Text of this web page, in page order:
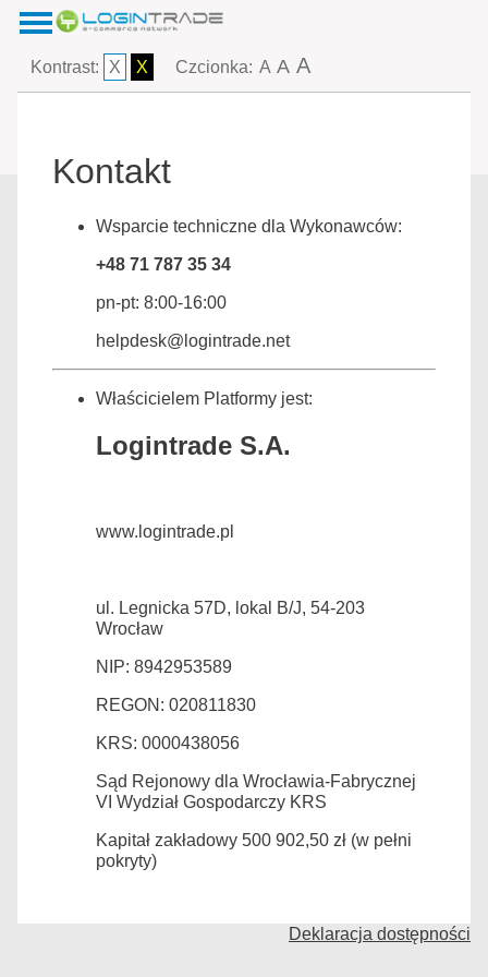
Kontrast: X X Czcionka: A A A
Kontakt
Wsparcie techniczne dla Wykonawców:
+48 71 787 35 34
pn-pt: 8:00-16:00
helpdesk@logintrade.net
Właścicielem Platformy jest:
Logintrade S.A.
www.logintrade.pl
ul. Legnicka 57D, lokal B/J, 54-203
Wrocław
NIP: 8942953589
REGON: 020811830
KRS: 0000438056
Sąd Rejonowy dla Wrocławia-Fabrycznej
VI Wydział Gospodarczy KRS
Kapitał zakładowy 500 902,50 zł (w pełni
pokryty)
Deklaracja dostępności